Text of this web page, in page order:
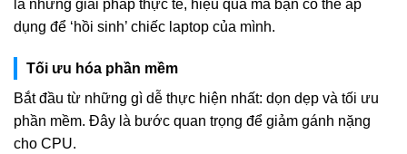
là những giải pháp thực tế, hiệu quả mà bạn có thể áp
dụng để ‘hồi sinh’ chiếc laptop của mình.
Tối ưu hóa phần mềm
Bắt đầu từ những gì dễ thực hiện nhất: dọn dẹp và tối ưu
phần mềm. Đây là bước quan trọng để giảm gánh nặng
cho CPU.